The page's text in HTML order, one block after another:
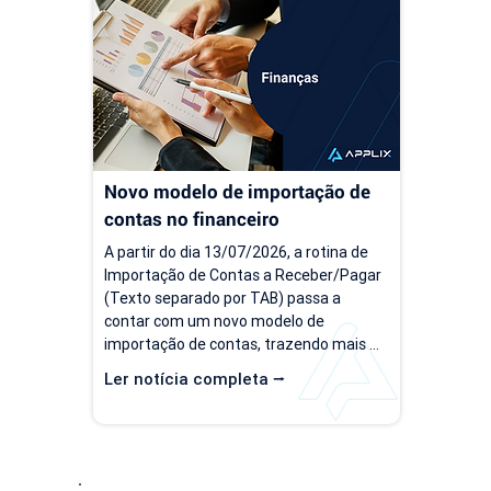
cobranças recorrentes e processos
financeiros mais complexos, aquilo que
antes era simples passa a consumir
tempo, gerar retrabalho e...
Novo modelo de importação de
contas no financeiro
Ler notícia completa ⭢
A partir do dia 13/07/2026, a rotina de
Importação de Contas a Receber/Pagar
(Texto separado por TAB) passa a
contar com um novo modelo de
importação de contas, trazendo mais
flexibilidade para o processo de
importação. Além da ampliação das
informações que podem ser importadas,